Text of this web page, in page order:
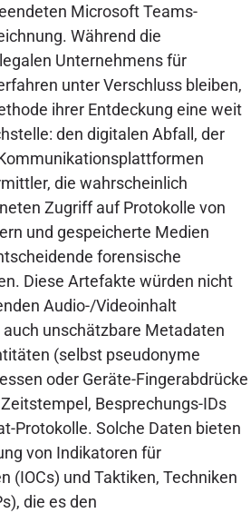
Microsoft Teams-
Während die
Unternehmens für
unter Verschluss bleiben,
ihrer Entdeckung eine weit
den digitalen Abfall, der
die wahrscheinlich
Zugriff auf Protokolle von
und gespeicherte Medien
forensische
Diese Artefakte würden nicht
Audio-/Videoinhalt
unschätzbare Metadaten
(selbst pseudonyme
oder Geräte-Fingerabdrücke
Besprechungs-IDs
Protokolle. Solche Daten bieten
von Indikatoren für
(IOCs) und Taktiken, Techniken
die es den